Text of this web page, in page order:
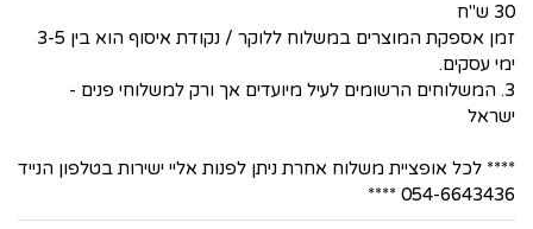
30 ש"ח
זמן אספקת המוצרים במשלוח ללוקר / נקודת איסוף הוא בין 3-5
ימי עסקים.
3. המשלוחים הרשומים לעיל מיועדים אך ורק למשלוחי פנים -
ישראל
**** לכל אופציית משלוח אחרת ניתן לפנות אליי ישירות בטלפון הנייד
054-6643436 ****